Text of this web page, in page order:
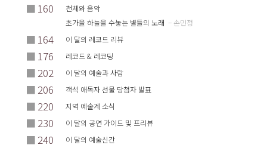
■ 160
천체와 음악
초가을 하늘을 수놓는 별들의 노래 – 손민정
■ 164 이 달의 레코드 리뷰
■ 176 레코드 & 레코딩
■ 202 이 달의 예술과 사람
■ 206 객석 애독자 선물 당첨자 발표
■ 220 지역 예술계 소식
■ 230 이 달의 공연 가이드 및 프리뷰
■ 240 이 달의 예술신간